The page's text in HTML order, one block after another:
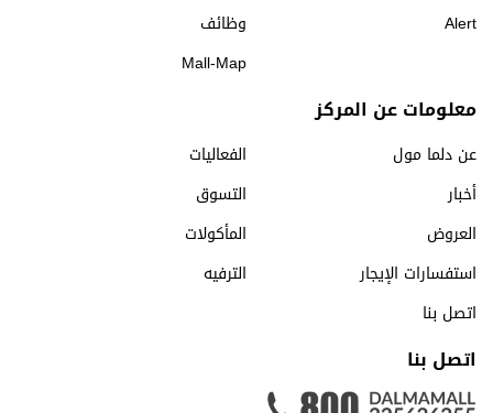
وظائف
Alert
Mall-Map
معلومات عن المركز
عن دلما مول
الفعاليات
أخبار
التسوق
العروض
المأكولات
استفسارات الإيجار
الترفيه
اتصل بنا
اتصل بنا